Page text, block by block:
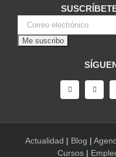
Actualidad | Blog |
Cursos|